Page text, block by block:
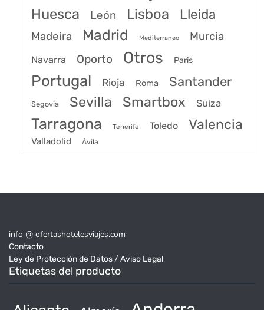
Huesca León Lisboa Lleida
Madeira Madrid Mediterraneo Murcia
Navarra Oporto Otros Paris
Portugal Rioja Roma Santander
Segovia Sevilla Smartbox Suiza
Tarragona Tenerife Toledo Valencia
Valladolid Ávila
info @ ofertashotelesviajes.com
Contacto
Ley de Protección de Datos / Aviso Legal
Etiquetas del producto